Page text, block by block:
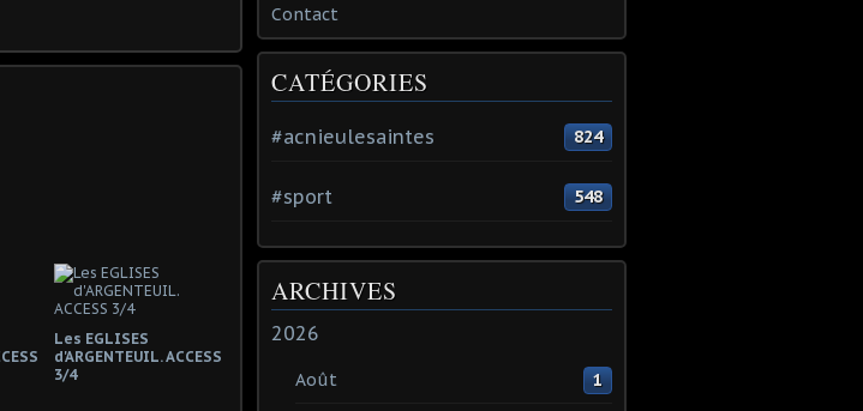
Les EGLISES
d'ARGENTEUIL. ACCESS
3/4
Contact
CATÉGORIES
#acnieulesaintes 824
#sport 548
ARCHIVES
2026
Août 1